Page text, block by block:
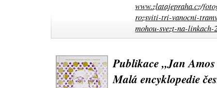
www.zlatajepraha.cz/
rozsviti-tri-vanocni-
mohou-svezt-na-
Publikace „Jan
Malá encyklopedie